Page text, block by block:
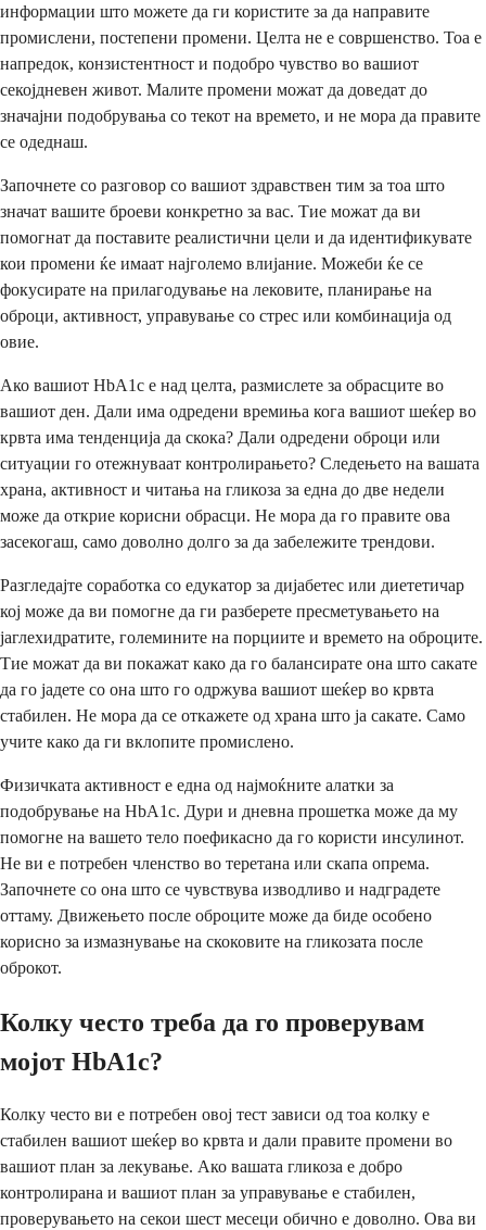
информации што можете да ги користите за да направите
промислени, постепени промени. Целта не е совршенство. Тоа е
напредок, конзистентност и подобро чувство во вашиот
секојдневен живот. Малите промени можат да доведат до
значајни подобрувања со текот на времето, и не мора да правите
се одеднаш.
Започнете со разговор со вашиот здравствен тим за тоа што
значат вашите броеви конкретно за вас. Тие можат да ви
помогнат да поставите реалистични цели и да идентификувате
кои промени ќе имаат најголемо влијание. Можеби ќе се
фокусирате на прилагодување на лековите, планирање на
оброци, активност, управување со стрес или комбинација од
овие.
Ако вашиот HbA1c е над целта, размислете за обрасците во
вашиот ден. Дали има одредени времиња кога вашиот шеќер во
крвта има тенденција да скока? Дали одредени оброци или
ситуации го отежнуваат контролирањето? Следењето на вашата
храна, активност и читања на гликоза за една до две недели
може да открие корисни обрасци. Не мора да го правите ова
засекогаш, само доволно долго за да забележите трендови.
Разгледајте соработка со едукатор за дијабетес или диететичар
кој може да ви помогне да ги разберете пресметувањето на
јаглехидратите, големините на порциите и времето на оброците.
Тие можат да ви покажат како да го балансирате она што сакате
да го јадете со она што го одржува вашиот шеќер во крвта
стабилен. Не мора да се откажете од храна што ја сакате. Само
учите како да ги вклопите промислено.
Физичката активност е една од најмоќните алатки за
подобрување на HbA1c. Дури и дневна прошетка може да му
помогне на вашето тело поефикасно да го користи инсулинот.
Не ви е потребен членство во теретана или скапа опрема.
Започнете со она што се чувствува изводливо и надградете
оттаму. Движењето после оброците може да биде особено
корисно за измазнување на скоковите на гликозата после
оброкот.
Колку често треба да го проверувам
мојот HbA1c?
Колку често ви е потребен овој тест зависи од тоа колку е
стабилен вашиот шеќер во крвта и дали правите промени во
вашиот план за лекување. Ако вашата гликоза е добро
контролирана и вашиот план за управување е стабилен,
проверувањето на секои шест месеци обично е доволно. Ова ви